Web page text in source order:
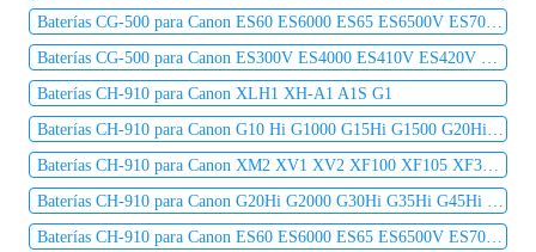
Baterías CG-500 para Canon ES60 ES6000 ES65 ES6500V ES7000es ES7000V ES75 ES8000V
Baterías CG-500 para Canon ES300V ES4000 ES410V ES420V ES50 ES5000 ES520A ES55
Baterías CH-910 para Canon XLH1 XH-A1 A1S G1
Baterías CH-910 para Canon G10 Hi G1000 G15Hi G1500 G20Hi G2000 G30Hi G35Hi G45Hi
Baterías CH-910 para Canon XM2 XV1 XV2 XF100 XF105 XF300 XF305 C2 DM-MV1 DM-MV10
Baterías CH-910 para Canon G20Hi G2000 G30Hi G35Hi G45Hi MV1 MV10 MV10i MV20 MV20i
Baterías CH-910 para Canon ES60 ES6000 ES65 ES6500V ES7000es ES7000V ES75 ES8000V